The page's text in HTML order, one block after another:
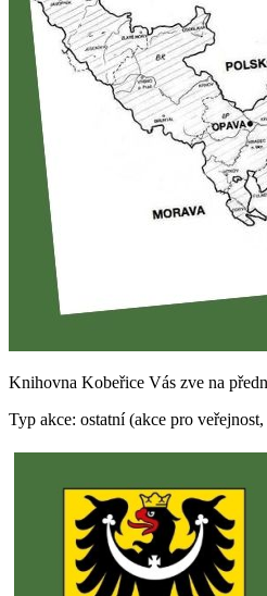
Knihovna Kobeřice Vás zve na
Typ akce: ostatní (akce pro veřejnost,